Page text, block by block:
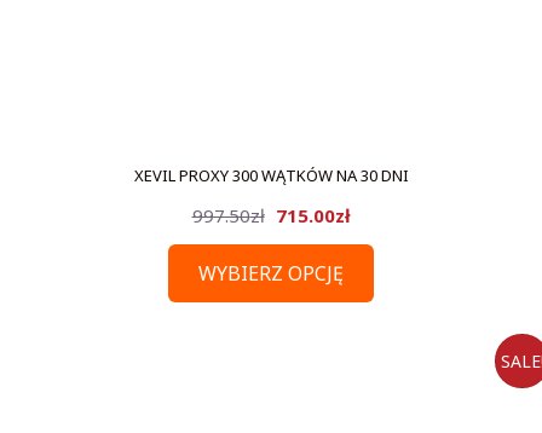
XEVIL PROXY 300 WĄTKÓW NA 30 DNI
997.50zł Pierwotna
cena
wynosiła:
715.00złAktualna
cena
WYBIERZ OPCJĘ